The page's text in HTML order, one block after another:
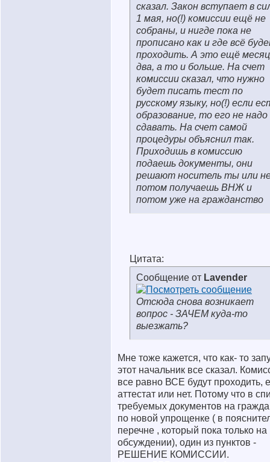
сказал. Закон вступает в
1 мая, но(!) комиссии ещё не
собраны, и нигде пока не
прописано как и где всё
проходить. А это ещё
два, а то и больше. На счет
комиссии сказал, что нужно
будет писать тест по
русскому языку, но(!) если
образование, то его не надо
сдавать. На счет самой
процедуры объяснил так.
Приходишь в комиссию
подаешь документы, они
решают носитель ты или
потом получаешь ВНЖ и
потом уже на гражданство
Цитата:
Сообщение от Lavender
Отсюда снова возникает
вопрос - ЗАЧЕМ куда-то
выезжать?
Мне тоже кажется, что как- то
этот начальник все сказал.
все равно ВСЕ будут проходить,
аттестат или нет. Потому что в
требуемых документов на
по новой упрощенке ( в
перечне , который пока только на
обсуждении), один из пунктов -
РЕШЕНИЕ КОМИССИИ.